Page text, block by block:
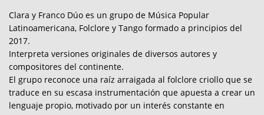
Clara y Franco Dúo es un grupo de Música Popular
Latinoamericana, Folclore y Tango formado a principios del
2017.
Interpreta versiones originales de diversos autores y
compositores del continente.
El grupo reconoce una raíz arraigada al folclore criollo que se
traduce en su escasa instrumentación que apuesta a crear un
lenguaje propio, motivado por un interés constante en